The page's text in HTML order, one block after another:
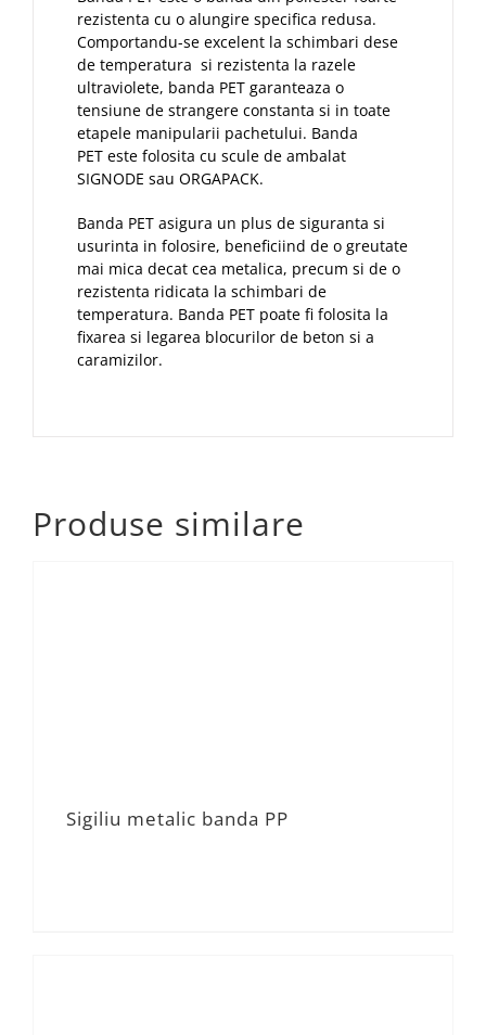
rezistenta cu o alungire specifica redusa.
Comportandu-se excelent la schimbari dese
de temperatura si rezistenta la razele
ultraviolete, banda PET garanteaza o
tensiune de strangere constanta si in toate
etapele manipularii pachetului. Banda
PET este folosita cu scule de ambalat
SIGNODE sau ORGAPACK.
Banda PET asigura un plus de siguranta si
usurinta in folosire, beneficiind de o greutate
mai mica decat cea metalica, precum si de o
rezistenta ridicata la schimbari de
temperatura. Banda PET poate fi folosita la
fixarea si legarea blocurilor de beton si a
caramizilor.
Produse similare
Sigiliu metalic banda PP